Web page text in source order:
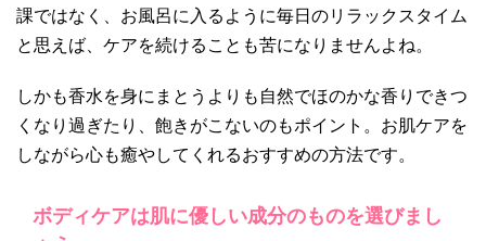
課ではなく、お風呂に入るように毎日のリラックスタイム
と思えば、ケアを続けることも苦になりませんよね。
しかも香水を身にまとうよりも自然でほのかな香りできつ
くなり過ぎたり、飽きがこないのもポイント。お肌ケアを
しながら心も癒やしてくれるおすすめの方法です。
ボディケアは肌に優しい成分のものを選びまし